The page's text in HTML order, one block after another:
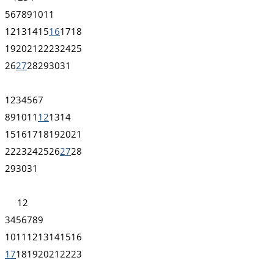
567891011
12131415161718
192021 22232425
262728293031
1 234567
891011 121314
15161718192021
22232425262728
293031
1 2
3456789
1011 1213141516
1718192021 2223